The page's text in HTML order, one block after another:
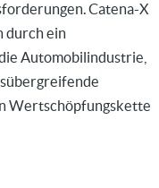
Catena-X
durch ein
Automobilindustrie,
Wertschöpfungskette